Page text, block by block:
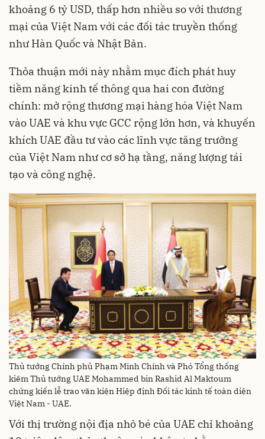
khoảng 6 tỷ USD, thấp hơn nhiều so với thương
mại của Việt Nam với các đối tác truyền thống
như Hàn Quốc và Nhật Bản.
Thỏa thuận mới này nhằm mục đích phát huy
tiềm năng kinh tế thông qua hai con đường
chính: mở rộng thương mại hàng hóa Việt Nam
vào UAE và khu vực GCC rộng lớn hơn, và khuyến
khích UAE đầu tư vào các lĩnh vực tăng trưởng
của Việt Nam như cơ sở hạ tầng, năng lượng tái
tạo và công nghệ.
Thủ tướng Chính phủ Phạm Minh Chính và Phó Tổng thống
kiêm Thủ tướng UAE Mohammed bin Rashid Al Maktoum
chứng kiến lễ trao văn kiện Hiệp định Đối tác kinh tế toàn diện
Việt Nam - UAE.
Với thị trường nội địa nhỏ bé của UAE chỉ khoảng